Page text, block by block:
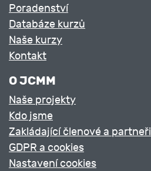
Poradenství
Databáze kurzů
Naše kurzy
Kontakt
O JCMM
Naše projekty
Kdo jsme
Zakládající členové a partneři
GDPR a cookies
Nastavení cookies